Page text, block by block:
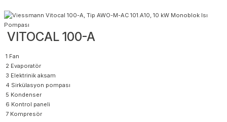
VITOCAL 100-A
1 Fan
2 Evaporatör
3 Elektrinik aksam
4 Sirkülasyon pompası
5 Kondenser
6 Kontrol paneli
7 Kompresör